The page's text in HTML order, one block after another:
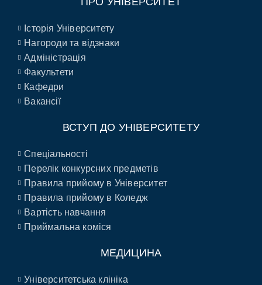
Історія Університету
Нагороди та відзнаки
Адміністрація
Факультети
Кафедри
Вакансії
ВСТУП ДО УНІВЕРСИТЕТУ
Спеціальності
Перелік конкурсних предметів
Правила прийому в Університет
Правила прийому в Коледж
Вартість навчання
Приймальна коміся
МЕДИЦИНА
Університетська клініка